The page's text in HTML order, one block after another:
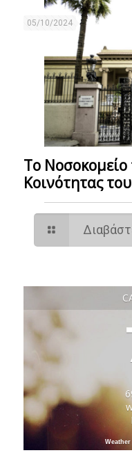
05/10/2024
Το Νοσοκομείο
Κοινότητας